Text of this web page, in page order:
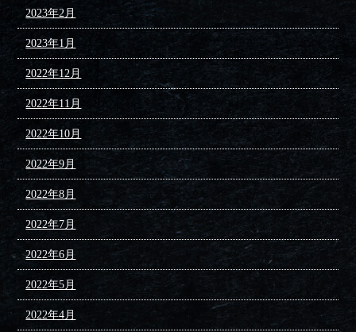
2023年2月
2023年1月
2022年12月
2022年11月
2022年10月
2022年9月
2022年8月
2022年7月
2022年6月
2022年5月
2022年4月